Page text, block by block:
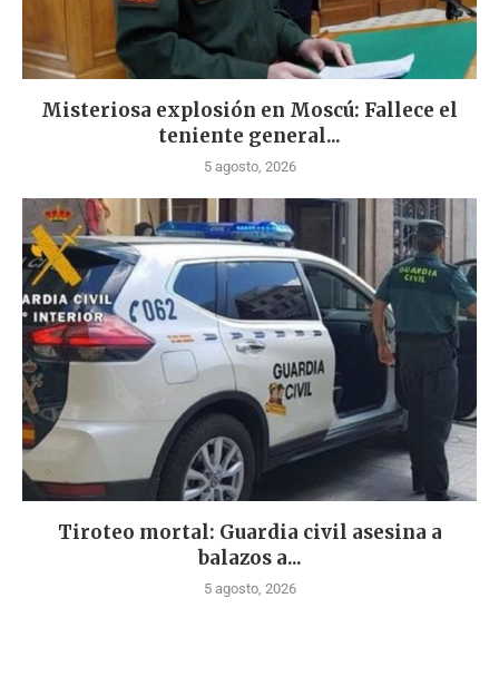
Misteriosa explosión en Moscú: Fallece el
teniente general...
5 agosto, 2026
Tiroteo mortal: Guardia civil asesina a
balazos a...
5 agosto, 2026